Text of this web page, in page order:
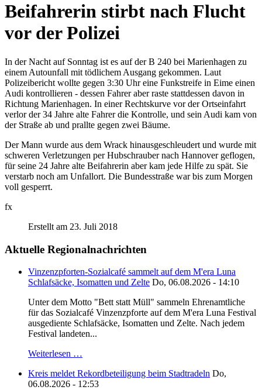
Beifahrerin stirbt nach Flucht
vor der Polizei
In der Nacht auf Sonntag ist es auf der B 240 bei Marienhagen zu
einem Autounfall mit tödlichem Ausgang gekommen. Laut
Polizeibericht wollte gegen 3:30 Uhr eine Funkstreife in Eime einen
Audi kontrollieren - dessen Fahrer aber raste stattdessen davon in
Richtung Marienhagen. In einer Rechtskurve vor der Ortseinfahrt
verlor der 34 Jahre alte Fahrer die Kontrolle, und sein Audi kam von
der Straße ab und prallte gegen zwei Bäume.
Der Mann wurde aus dem Wrack hinausgeschleudert und wurde mit
schweren Verletzungen per Hubschrauber nach Hannover geflogen,
für seine 24 Jahre alte Beifahrerin aber kam jede Hilfe zu spät. Sie
verstarb noch am Unfallort. Die Bundesstraße war bis zum Morgen
voll gesperrt.
fx
Erstellt am 23. Juli 2018
Aktuelle Regionalnachrichten
Vinzenzpforten-Sozialcafé sammelt auf dem M'era Luna
Schlafsäcke, Isomatten und Zelte Do, 06.08.2026 - 14:10
Unter dem Motto "Bett statt Müll" sammeln Ehrenamtliche
für das Sozialcafé Vinzenzpforte auf dem M'era Luna Festival
ausgediente Schlafsäcke, Isomatten und Zelte. Nach jedem
Festival landeten...
Weiterlesen …
Kreis meldet Rekordbeteiligung beim Stadtradeln Do,
06.08.2026 - 12:53